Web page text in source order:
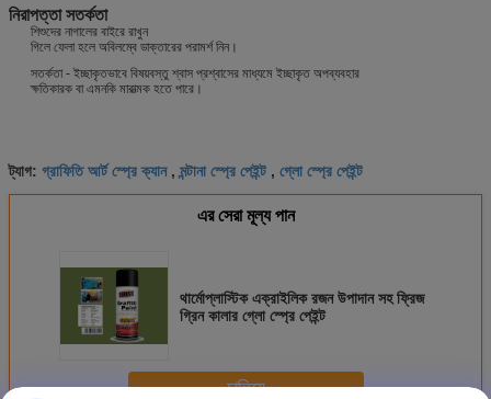
নিরাপত্তা সতর্কতা
শিশুদের নাগালের বাইরে রাখুন
গিলে ফেলা হলে অবিলম্বে ডাক্তারের পরামর্শ নিন।
সতর্কতা - ইচ্ছাকৃতভাবে বিষয়বস্তু শ্বাস প্রশ্বাসের মাধ্যমে ইচ্ছাকৃত অপব্যবহার
ক্ষতিকারক বা এমনকি মারাত্মক হতে পারে।
ট্যাগ: গ্রাফিতি আর্ট স্প্রে ক্যান, মন্টানা স্প্রে পেইন্ট , গ্লো স্প্রে পেইন্ট
এর সেরা মূল্য পান
থার্মোপ্লাস্টিক এক্রাইলিক রজন উপাদান সহ ফ্রিজ
গ্রিন কালার গ্লো স্প্রে পেইন্ট
চালিয়ে